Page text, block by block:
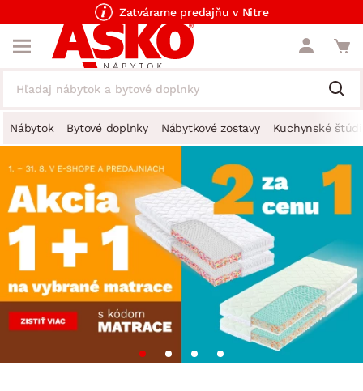
Zatvárame predajňu v Nitre
Nábytok Bytové doplnky Nábytkové zostavy Kuchynské